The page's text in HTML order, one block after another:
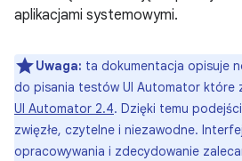
aplikacjami systemowymi.
Uwaga: ta dokumentacja opisuje
do pisania testów UI Automator które
UI Automator 2.4. Dzięki temu
zwięzłe, czytelne i niezawodne.
opracowywania i zdecydowanie